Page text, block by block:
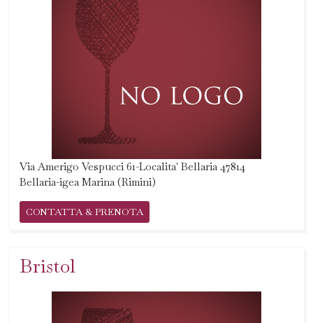
Via Amerigo Vespucci 61-Localita' Bellaria 47814
Bellaria-igea Marina (Rimini)
CONTATTA & PRENOTA
Bristol